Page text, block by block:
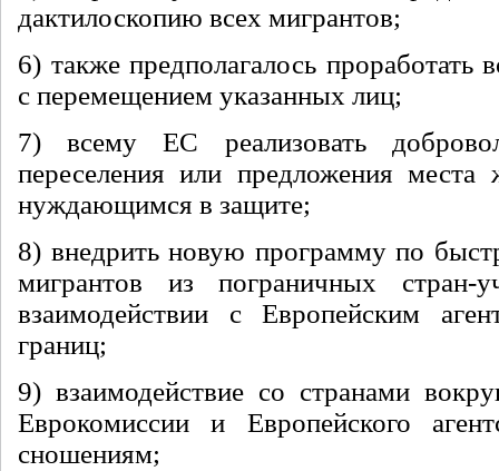
дактилоскопию всех мигрантов;
6) также предполагалось проработать
с перемещением указанных лиц;
7) всему ЕС реализовать
переселения или предложения места
нуждающимся в защите;
8) внедрить новую программу по
мигрантов из пограничных стран-
взаимодействии с Европейским
границ;
9) взаимодействие со странами
Еврокомиссии и Европейского
сношениям;